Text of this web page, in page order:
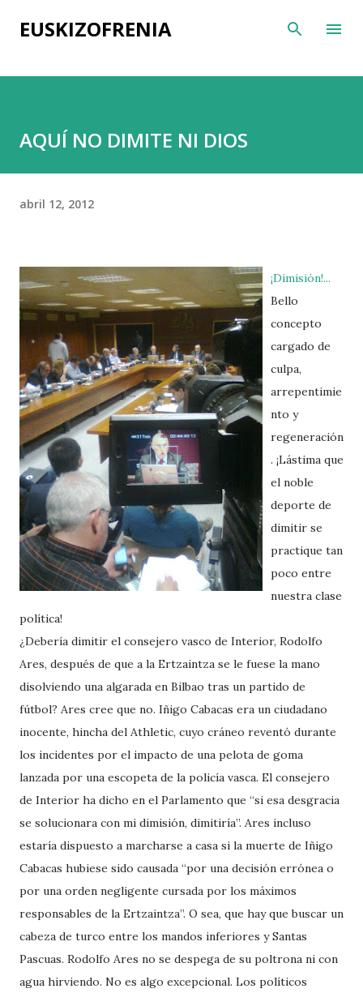
Ir al contenido principal
EUSKIZOFRENIA
AQUÍ NO DIMITE NI DIOS
abril 12, 2012
¡Dimisión!...
Bello
concepto
cargado de
culpa,
arrepentimie
nto y
regeneración
. ¡Lástima que
el noble
deporte de
dimitir se
practique tan
poco entre
nuestra clase
política!
¿Debería dimitir el consejero vasco de Interior, Rodolfo
Ares, después de que a la Ertzaintza se le fuese la mano
disolviendo una algarada en Bilbao tras un partido de
fútbol? Ares cree que no. Iñigo Cabacas era un ciudadano
inocente, hincha del Athletic, cuyo cráneo reventó durante
los incidentes por el impacto de una pelota de goma
lanzada por una escopeta de la policía vasca. El consejero
de Interior ha dicho en el Parlamento que “si esa desgracia
se solucionara con mi dimisión, dimitiría”. Ares incluso
estaría dispuesto a marcharse a casa si la muerte de Iñigo
Cabacas hubiese sido causada “por una decisión errónea o
por una orden negligente cursada por los máximos
responsables de la Ertzaintza”. O sea, que hay que buscar un
cabeza de turco entre los mandos inferiores y Santas
Pascuas. Rodolfo Ares no se despega de su poltrona ni con
agua hirviendo. No es algo excepcional. Los políticos